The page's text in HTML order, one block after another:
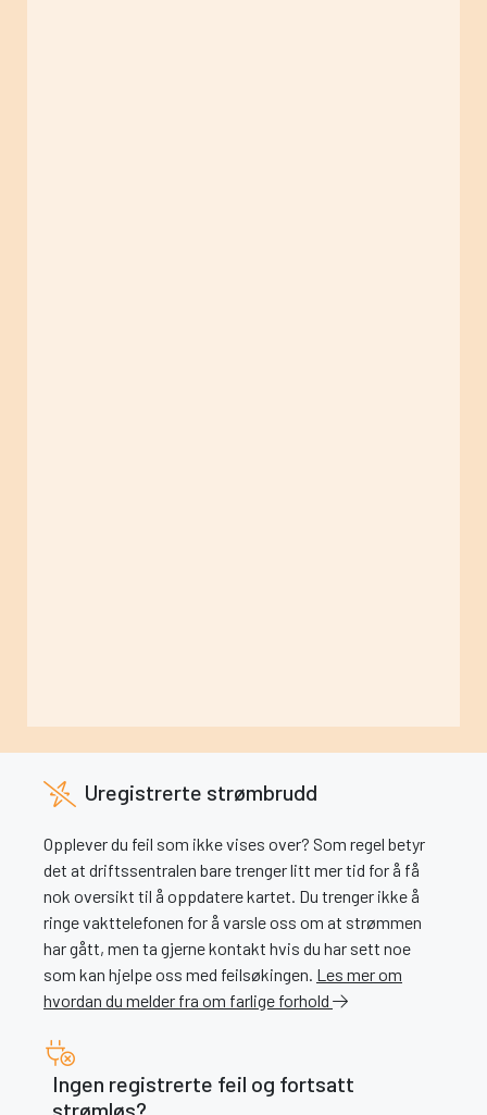
Uregistrerte strømbrudd
Opplever du feil som ikke vises over? Som regel betyr
det at driftssentralen bare trenger litt mer tid for å få
nok oversikt til å oppdatere kartet. Du trenger ikke å
ringe vakttelefonen for å varsle oss om at strømmen
har gått, men ta gjerne kontakt hvis du har sett noe
som kan hjelpe oss med feilsøkingen. Les mer om
hvordan du melder fra om farlige forhold
Ingen registrerte feil og fortsatt
strømløs?